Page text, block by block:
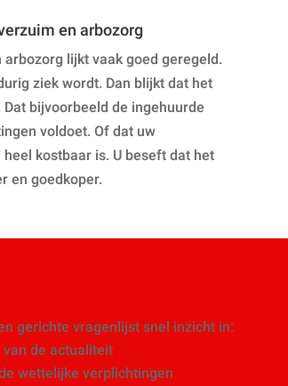
en arbozorg
lijkt vaak goed geregeld.
ziek wordt. Dan blijkt dat het
bijvoorbeeld de ingehuurde
voldoet. Of dat uw
kostbaar is. U beseft dat het
en goedkoper.
gerichte vragenlijst snel inzicht in:
de actualiteit
wettelijke verplichtingen